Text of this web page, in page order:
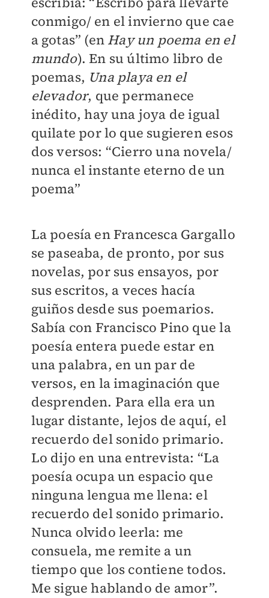
conmigo/ en el invierno que cae
a gotas” (en Hay un poema en el
mundo). En su último libro de
poemas, Una playa en el
elevador, que permanece
inédito, hay una joya de igual
quilate por lo que sugieren esos
dos versos: “Cierro una novela/
nunca el instante eterno de un
poema”
La poesía en Francesca Gargallo
se paseaba, de pronto, por sus
novelas, por sus ensayos, por
sus escritos, a veces hacía
guiños desde sus poemarios.
Sabía con Francisco Pino que la
poesía entera puede estar en
una palabra, en un par de
versos, en la imaginación que
desprenden. Para ella era un
lugar distante, lejos de aquí, el
recuerdo del sonido primario.
Lo dijo en una entrevista: “La
poesía ocupa un espacio que
ninguna lengua me llena: el
recuerdo del sonido primario.
Nunca olvido leerla: me
consuela, me remite a un
tiempo que los contiene todos.
Me sigue hablando de amor”.